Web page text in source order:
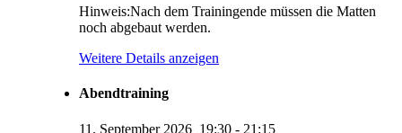
Hinweis:Nach dem Trainingende müssen die Matten
noch abgebaut werden.
Weitere Details anzeigen
Abendtraining
11. September 2026 19:30 - 21:15